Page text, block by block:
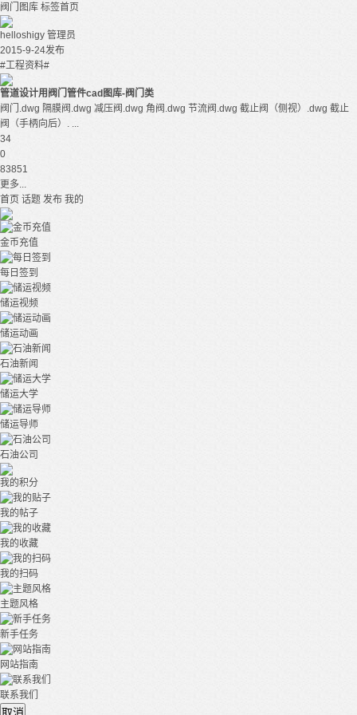
阀门图库 标签首页
helloshigy 管理员
2015-9-24发布
#工程资料#
管道设计用阀门管件cad图库-阀门类
阀门.dwg 隔膜阀.dwg 减压阀.dwg 角阀.dwg 节流阀.dwg 截止阀（侧视）.dwg 截止
阀（手柄向后）. ...
34
0
83851
更多...
首页 话题 发布 我的
金币充值
每日签到
储运视频
储运动画
石油新闻
储运大学
储运导师
石油公司
我的积分
我的帖子
我的收藏
我的扫码
主题风格
新手任务
网站指南
联系我们